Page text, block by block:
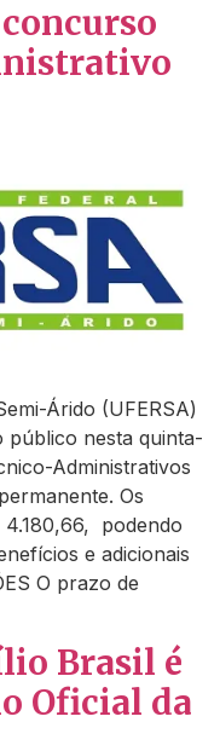
Árido (UFERSA)
público nesta quinta-
Administrativos
Os
4.180,66, podendo
e adicionais
O prazo de
Brasil é
Oficial da